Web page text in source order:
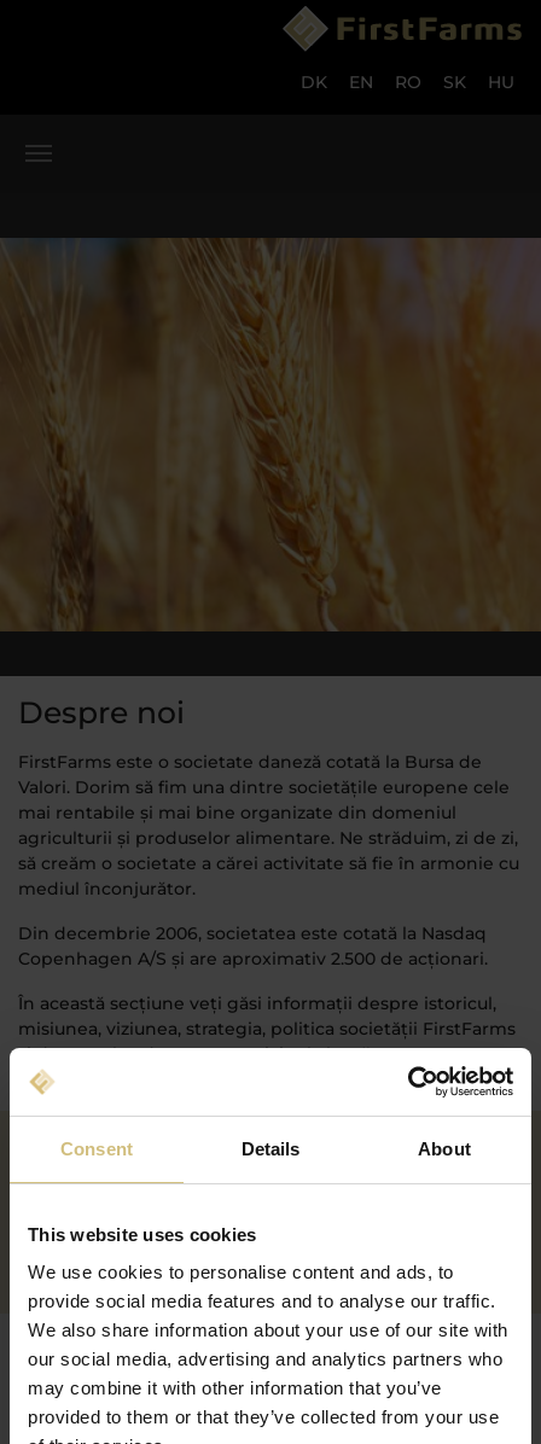
Consent Details About
This website uses cookies
We use cookies to personalise content and ads, to
provide social media features and to analyse our traffic.
We also share information about your use of our site with
our social media, advertising and analytics partners who
may combine it with other information that you’ve
provided to them or that they’ve collected from your use
DK EN RO SK HU
Despre noi
FirstFarms este o societate daneză cotată la Bursa de
Valori. Dorim să fim una dintre societățile europene cele
mai rentabile și mai bine organizate din domeniul
agriculturii și produselor alimentare. Ne străduim, zi de zi,
să creăm o societate a cărei activitate să fie în armonie cu
mediul înconjurător.
Din decembrie 2006, societatea este cotată la Nasdaq
Copenhagen A/S și are aproximativ 2.500 de acționari.
În această secțiune veți găsi informații despre istoricul,
misiunea, viziunea, strategia, politica societății FirstFarms
și despre abordarea sa cu privire la bunăstarea
animalelor, protejarea mediului și organizarea noastră.
ISTORIC
VIZIUNE, MISIUNE ȘI STRATEGIE
ADN-UL
FIRSTFARMS
ORGANIZAȚIA